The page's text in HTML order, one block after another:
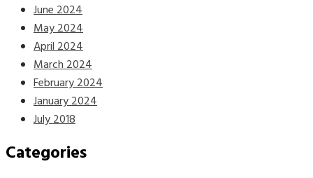
June 2024
May 2024
April 2024
March 2024
February 2024
January 2024
July 2018
Categories